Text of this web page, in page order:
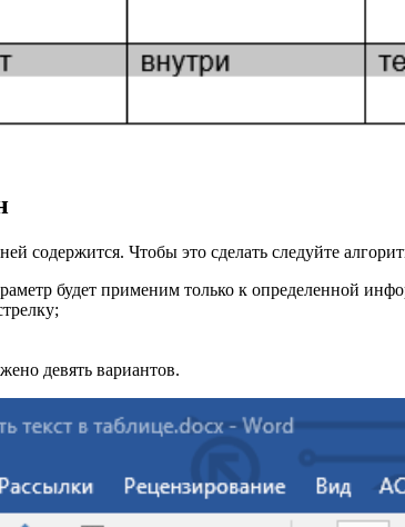
содержится. Чтобы это сделать следуйте
будет применим только к определенной
девять вариантов.